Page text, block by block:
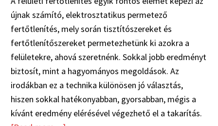
újnak számító, elektrosztatikus permetező
fertőtlenítés, mely során tisztítószereket és
fertőtlenítőszereket permetezhetünk ki azokra a
felületekre, ahová szeretnénk. Sokkal jobb eredményt
biztosít, mint a hagyományos megoldások. Az
irodákban ez a technika különösen jó választás,
hiszen sokkal hatékonyabban, gyorsabban, mégis a
kívánt eredmény elérésével végezhető el a takarítás.